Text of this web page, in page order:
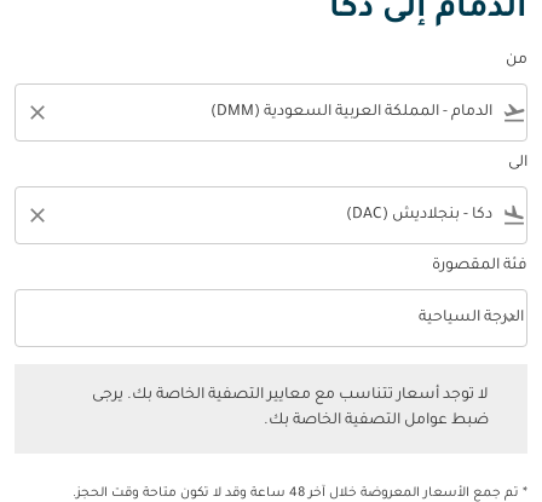
الدمام إلى دكا
من
flight_takeoff
close
الى
flight_land
close
فئة المقصورة
فئة المقصورة option الدرجة السياحية Selected
الدرجة السياحية
keyboard_arrow_down
لا توجد أسعار تتناسب مع معايير التصفية الخاصة بك. يرجى
ضبط عوامل التصفية الخاصة بك.
* تم جمع الأسعار المعروضة خلال آخر 48 ساعة وقد لا تكون متاحة وقت الحجز.